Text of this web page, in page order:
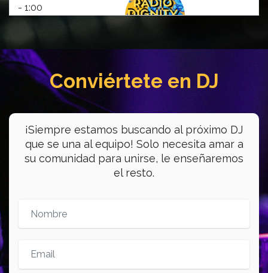
- 1:00
Young workers have a space on WDYO!
Join Christopher and Evin every Tuesday
and Thursday!
La juventud trabajadora tiene un espacio
en WDYO! Sintoniza la 104.1FM cada
martes y jueves con Christopher y Evin!
18:00
Conviértete en DJ
¡Siempre estamos buscando al próximo DJ
que se una al equipo! Solo necesita amar a
su comunidad para unirse, le enseñaremos
el resto.